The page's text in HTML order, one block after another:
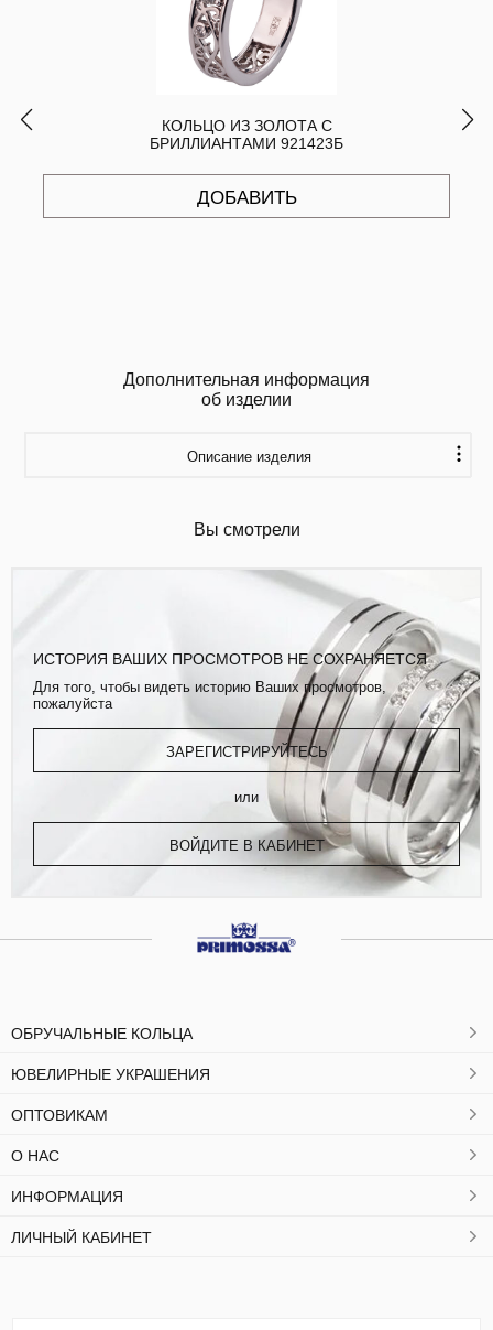
КОЛЬЦО ИЗ ЗОЛОТА С
БРИЛЛИАНТАМИ 921423Б
ДОБАВИТЬ
Дополнительная информация
об изделии
Описание изделия
Вы смотрели
ИСТОРИЯ ВАШИХ ПРОСМОТРОВ НЕ СОХРАНЯЕТСЯ
Для того, чтобы видеть историю Ваших просмотров,
пожалуйста
ЗАРЕГИСТРИРУЙТЕСЬ
или
ВОЙДИТЕ В КАБИНЕТ
ОБРУЧАЛЬНЫЕ КОЛЬЦА
ЮВЕЛИРНЫЕ УКРАШЕНИЯ
ОПТОВИКАМ
О НАС
ИНФОРМАЦИЯ
ЛИЧНЫЙ КАБИНЕТ